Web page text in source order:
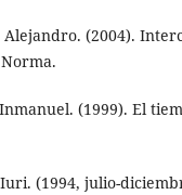
Alejandro. (2004).
(1999). El
(1994, julio-